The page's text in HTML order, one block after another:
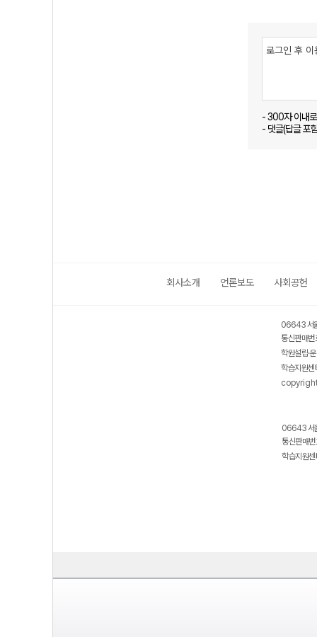
- 300자 이내
- 댓글(답글 포
회사소개 언론보도 사회공헌
06643 서
통신판매
학원설립·
학습지원
06643 서
통신판매
학습지원